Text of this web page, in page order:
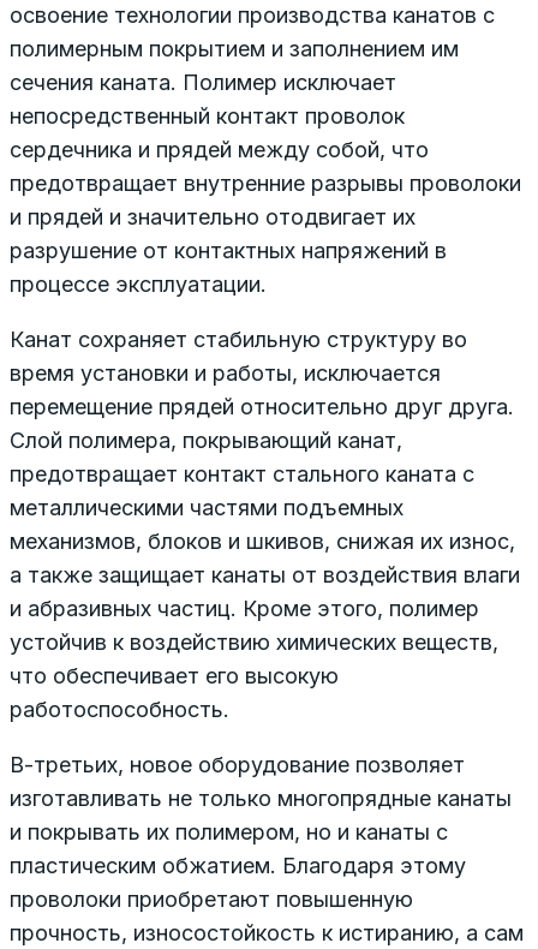
освоение технологии производства канатов с
полимерным покрытием и заполнением им
сечения каната. Полимер исключает
непосредственный контакт проволок
сердечника и прядей между собой, что
предотвращает внутренние разрывы проволоки
и прядей и значительно отодвигает их
разрушение от контактных напряжений в
процессе эксплуатации.
Канат сохраняет стабильную структуру во
время установки и работы, исключается
перемещение прядей относительно друг друга.
Слой полимера, покрывающий канат,
предотвращает контакт стального каната с
металлическими частями подъемных
механизмов, блоков и шкивов, снижая их износ,
а также защищает канаты от воздействия влаги
и абразивных частиц. Кроме этого, полимер
устойчив к воздействию химических веществ,
что обеспечивает его высокую
работоспособность.
В-третьих, новое оборудование позволяет
изготавливать не только многопрядные канаты
и покрывать их полимером, но и канаты с
пластическим обжатием. Благодаря этому
проволоки приобретают повышенную
прочность, износостойкость к истиранию, а сам